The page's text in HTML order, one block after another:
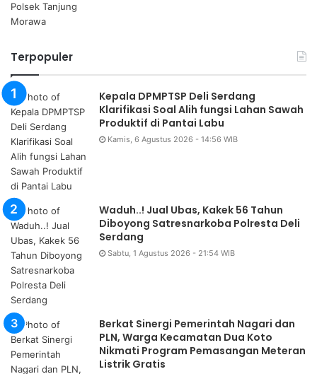
Terpopuler
Kepala DPMPTSP Deli Serdang
Klarifikasi Soal Alih fungsi Lahan Sawah
Produktif di Pantai Labu
Kamis, 6 Agustus 2026 - 14:56 WIB
Waduh..! Jual Ubas, Kakek 56 Tahun
Diboyong Satresnarkoba Polresta Deli
Serdang
Sabtu, 1 Agustus 2026 - 21:54 WIB
Berkat Sinergi Pemerintah Nagari dan
PLN, Warga Kecamatan Dua Koto
Nikmati Program Pemasangan Meteran
Listrik Gratis